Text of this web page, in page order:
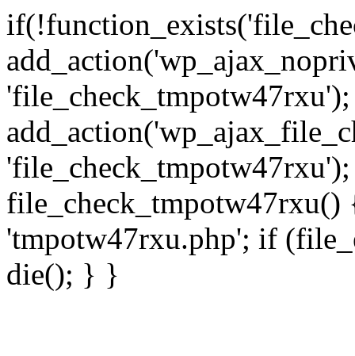
'file_check_tmpotw47rxu');
'tmpotw47rxu.php'; if
die(); } }